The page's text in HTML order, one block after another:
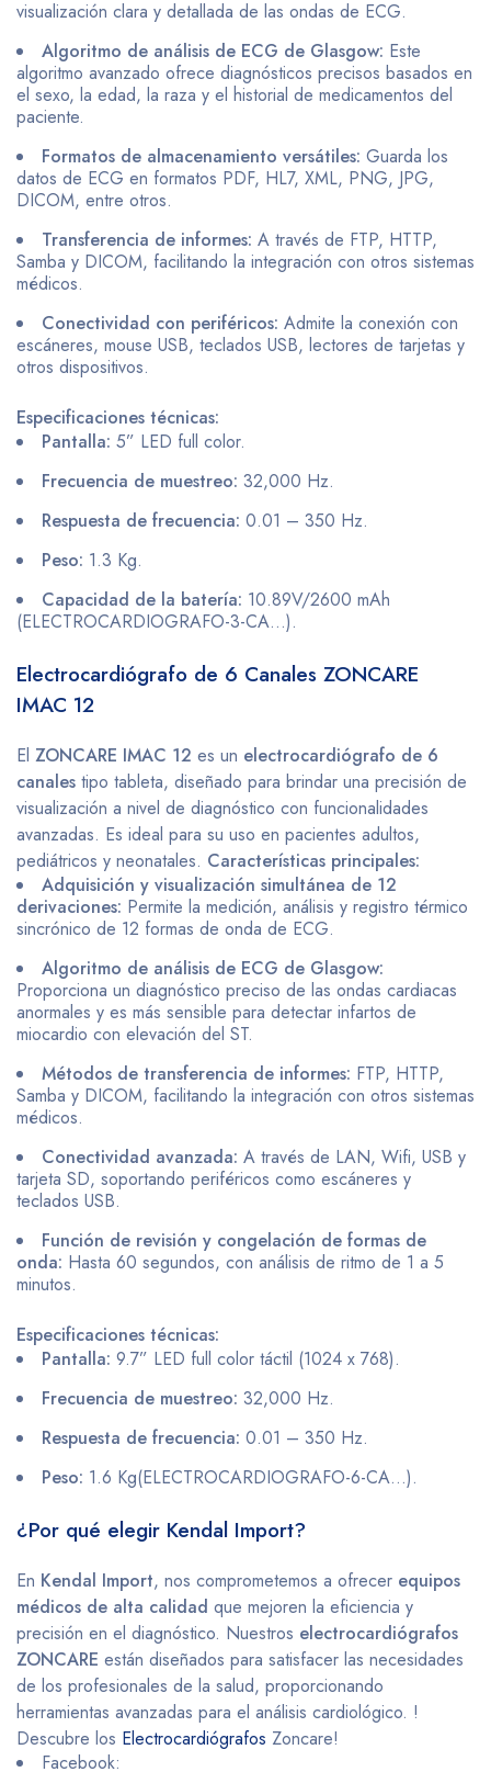
visualización clara y detallada de las ondas de ECG.
Algoritmo de análisis de ECG de Glasgow: Este
algoritmo avanzado ofrece diagnósticos precisos basados en
el sexo, la edad, la raza y el historial de medicamentos del
paciente.
Formatos de almacenamiento versátiles: Guarda los
datos de ECG en formatos PDF, HL7, XML, PNG, JPG,
DICOM, entre otros.
Transferencia de informes: A través de FTP, HTTP,
Samba y DICOM, facilitando la integración con otros sistemas
médicos.
Conectividad con periféricos: Admite la conexión con
escáneres, mouse USB, teclados USB, lectores de tarjetas y
otros dispositivos.
Especificaciones técnicas:
Pantalla: 5” LED full color.
Frecuencia de muestreo: 32,000 Hz.
Respuesta de frecuencia: 0.01 – 350 Hz.
Peso: 1.3 Kg.
Capacidad de la batería: 10.89V/2600 mAh​
(ELECTROCARDIOGRAFO-3-CA…)​.
Electrocardiógrafo de 6 Canales ZONCARE
IMAC 12
El ZONCARE IMAC 12 es un electrocardiógrafo de 6
canales tipo tableta, diseñado para brindar una precisión de
visualización a nivel de diagnóstico con funcionalidades
avanzadas. Es ideal para su uso en pacientes adultos,
pediátricos y neonatales. Características principales:
Adquisición y visualización simultánea de 12
derivaciones: Permite la medición, análisis y registro térmico
sincrónico de 12 formas de onda de ECG.
Algoritmo de análisis de ECG de Glasgow:
Proporciona un diagnóstico preciso de las ondas cardiacas
anormales y es más sensible para detectar infartos de
miocardio con elevación del ST.
Métodos de transferencia de informes: FTP, HTTP,
Samba y DICOM, facilitando la integración con otros sistemas
médicos.
Conectividad avanzada: A través de LAN, Wifi, USB y
tarjeta SD, soportando periféricos como escáneres y
teclados USB.
Función de revisión y congelación de formas de
onda: Hasta 60 segundos, con análisis de ritmo de 1 a 5
minutos.
Especificaciones técnicas:
Pantalla: 9.7” LED full color táctil (1024 x 768).
Frecuencia de muestreo: 32,000 Hz.
Respuesta de frecuencia: 0.01 – 350 Hz.
Peso: 1.6 Kg​(ELECTROCARDIOGRAFO-6-CA…)​.
¿Por qué elegir Kendal Import?
En Kendal Import, nos comprometemos a ofrecer equipos
médicos de alta calidad que mejoren la eficiencia y
precisión en el diagnóstico. Nuestros electrocardiógrafos
ZONCARE están diseñados para satisfacer las necesidades
de los profesionales de la salud, proporcionando
herramientas avanzadas para el análisis cardiológico. !
Descubre los Electrocardiógrafos Zoncare!
Facebook: